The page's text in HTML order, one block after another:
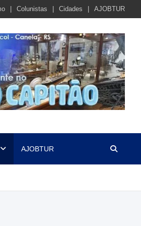
Colunistas Cidades AJOBTUR
AJOBTUR